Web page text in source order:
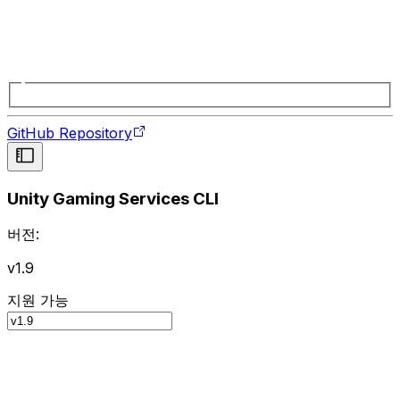
GitHub Repository
Unity Gaming Services CLI
버전:
v1.9
지원 가능